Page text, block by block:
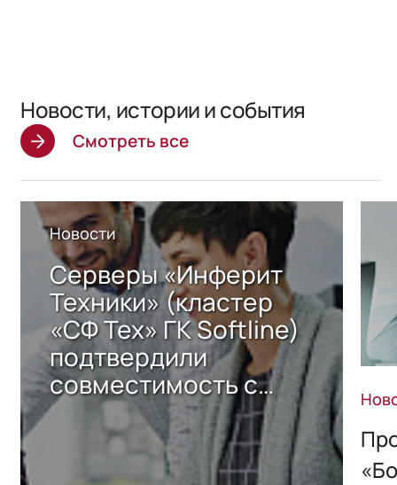
Новости, истории и события
Смотреть все
Новости
Серверы «Инферит
Техники» (кластер
«СФ Тех» ГК Softline)
подтвердили
совместимость с
решением Sharx
Storage 2.x для
хранения данных